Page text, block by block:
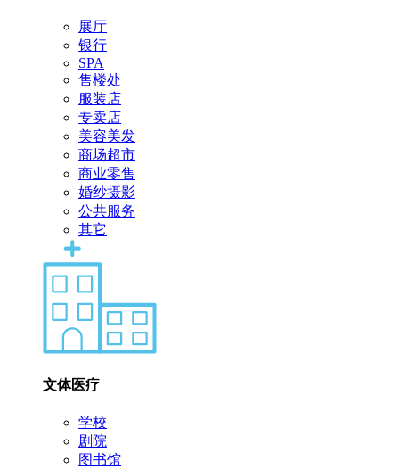
展厅
银行
SPA
售楼处
服装店
专卖店
美容美发
商场超市
商业零售
婚纱摄影
公共服务
其它
文体医疗
学校
剧院
图书馆